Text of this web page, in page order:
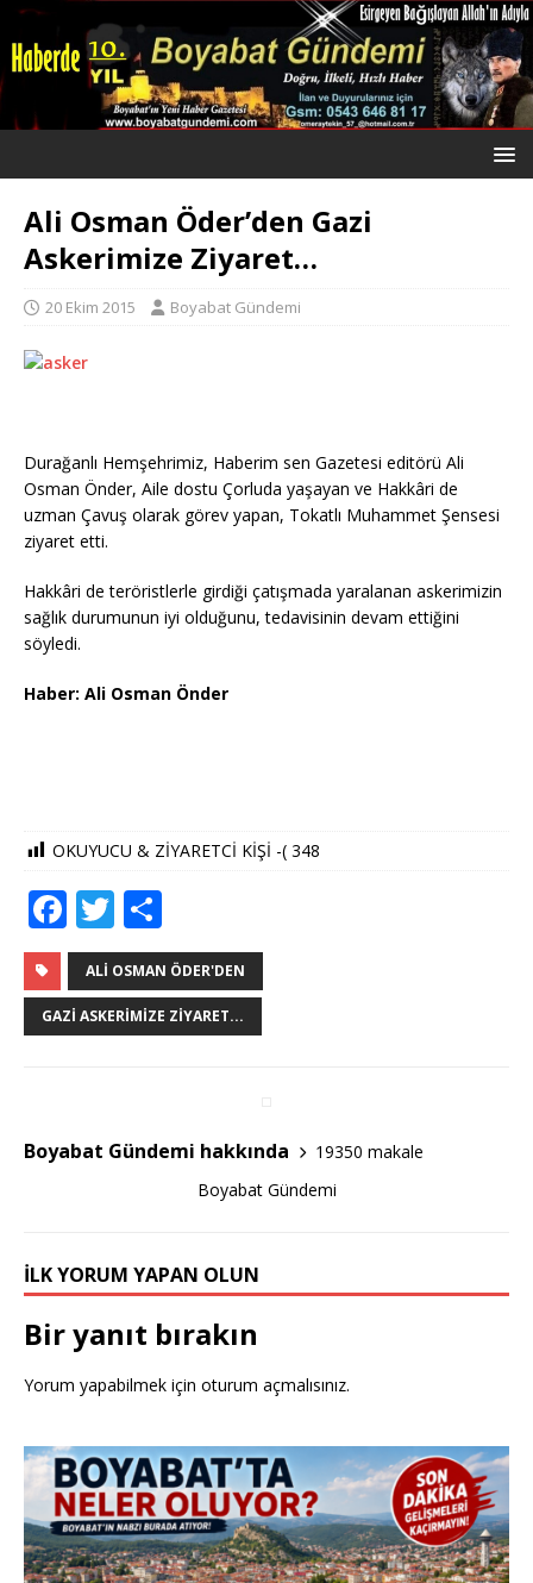
Ali Osman Öder’den Gazi
Askerimize Ziyaret…
20 Ekim 2015 Boyabat Gündemi
Durağanlı Hemşehrimiz, Haberim sen Gazetesi editörü Ali
Osman Önder, Aile dostu Çorluda yaşayan ve Hakkâri de
uzman Çavuş olarak görev yapan, Tokatlı Muhammet Şensesi
ziyaret etti.
Hakkâri de teröristlerle girdiği çatışmada yaralanan askerimizin
sağlık durumunun iyi olduğunu, tedavisinin devam ettiğini
söyledi.
Haber: Ali Osman Önder
OKUYUCU & ZİYARETCİ KİŞİ -( 348
F
a
c
e
o
k
T
w
it
te
h
ar
e
ALI OSMAN ÖDER'DEN
GAZI ASKERIMIZE ZIYARET...
Boyabat Gündemi hakkında
19350 makale
Boyabat Gündemi
İLK YORUM YAPAN OLUN
Bir yanıt bırakın
Yorum yapabilmek için oturum açmalısınız.